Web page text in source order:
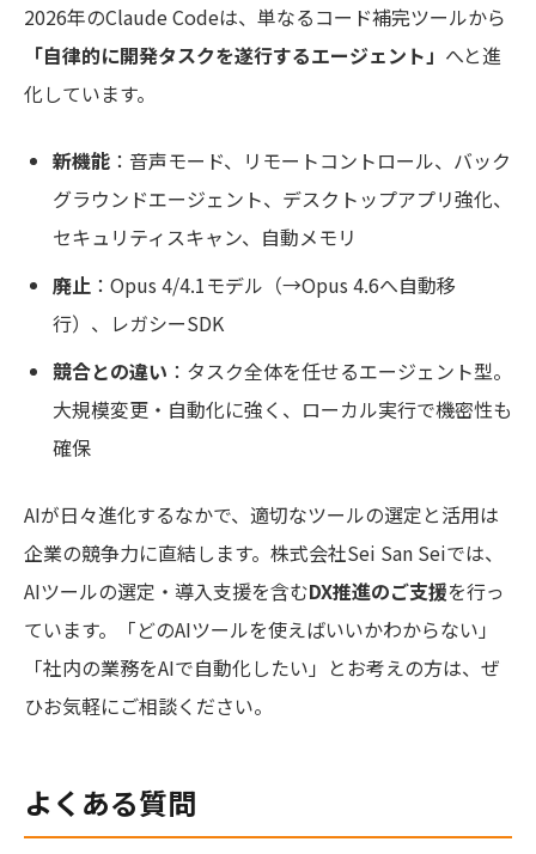
2026年のClaude Codeは、単なるコード補完ツールから
「自律的に開発タスクを遂行するエージェント」 へと進
化しています。
新機能 ：音声モード、リモートコントロール、バック
グラウンドエージェント、デスクトップアプリ強化、
セキュリティスキャン、自動メモリ
廃止 ：Opus 4/4.1モデル（→Opus 4.6へ自動移
行）、レガシーSDK
競合との違い ：タスク全体を任せるエージェント型。
大規模変更・自動化に強く、ローカル実行で機密性も
確保
AIが日々進化するなかで、適切なツールの選定と活用は
企業の競争力に直結します。株式会社Sei San Seiでは、
AIツールの選定・導入支援を含むDX推進のご支援を行っ
ています。「どのAIツールを使えばいいかわからない」
「社内の業務をAIで自動化したい」とお考えの方は、ぜ
ひお気軽にご相談ください。
よくある質問